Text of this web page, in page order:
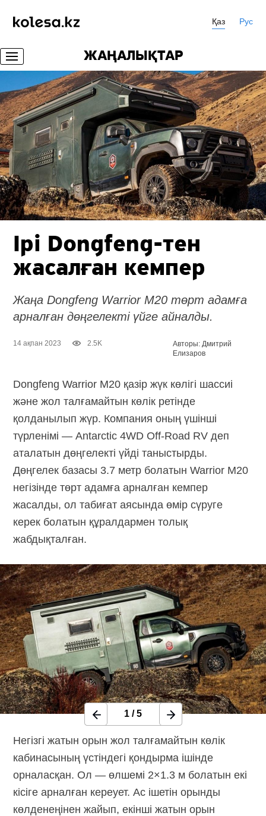
Қаз Рус
ЖАҢАЛЫҚТАР
Ірі Dongfeng-тен
жасалған кемпер
Жаңа Dongfeng Warrior M20 төрт адамға
арналған дөңгелекті үйге айналды.
14 ақпан 2023 2.5K
Авторы: Дмитрий
Елизаров
Dongfeng Warrior M20 қазір жүк көлігі шассиі
және жол талғамайтын көлік ретінде
қолданылып жүр. Компания оның үшінші
түрленімі — Antarctic 4WD Off-Road RV деп
аталатын дөңгелекті үйді таныстырды.
Дөңгелек базасы 3.7 метр болатын Warrior M20
негізінде төрт адамға арналған кемпер
жасалды, ол табиғат аясында өмір сүруге
керек болатын құралдармен толық
жабдықталған.
1 /5
Негізгі жатын орын жол талғамайтын көлік
кабинасының үстіндегі қондырма ішінде
орналасқан. Ол — өлшемі 2×1.3 м болатын екі
кісіге арналған кереует. Ас ішетін орынды
көлденеңінен жайып, екінші жатын орын